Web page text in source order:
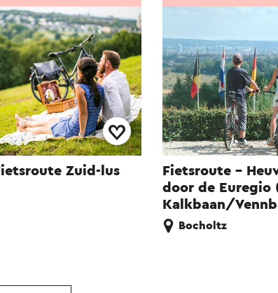
Zuid-lus
Fietsroute -
door de Euregio
Kalkbaan/
Bocholtz